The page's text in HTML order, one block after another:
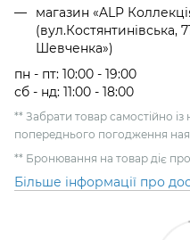
магазин «ALP
(вул.Костянтинівська,
Шевченка»)
пн - пт: 10:00 - 19:00
сб - нд: 11:00 - 18:00
** Забрати товар самостійно
попереднього погодження
** Бронювання на товар діє
Більше інформації про